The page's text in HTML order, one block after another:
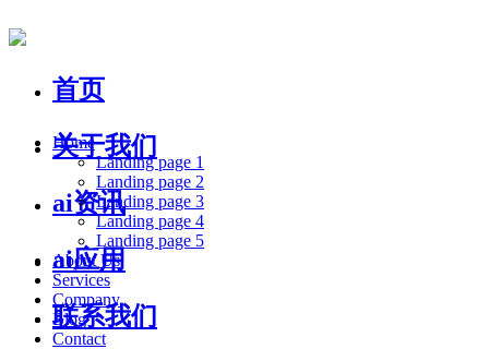
首页
关于我们
ai资讯
ai应用
联系我们
Home
Landing page 1
Landing page 2
Landing page 3
Landing page 4
Landing page 5
About Us
Services
Company
Blog
Contact